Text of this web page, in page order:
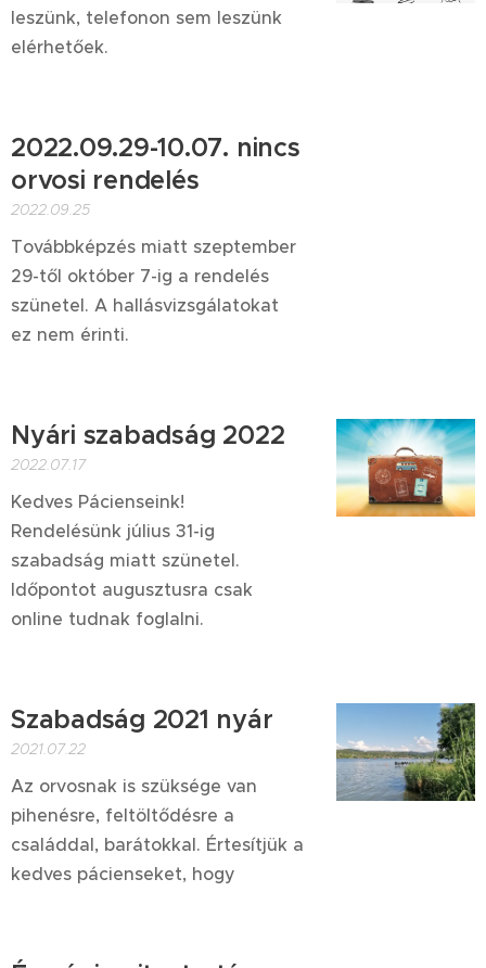
leszünk, telefonon sem leszünk
elérhetőek.
2022.09.29-10.07. nincs
orvosi rendelés
2022.09.25
Továbbképzés miatt szeptember
29-től október 7-ig a rendelés
szünetel. A hallásvizsgálatokat
ez nem érinti.
Nyári szabadság 2022
2022.07.17
Kedves Pácienseink!
Rendelésünk július 31-ig
szabadság miatt szünetel.
Időpontot augusztusra csak
online tudnak foglalni.
Szabadság 2021 nyár
2021.07.22
Az orvosnak is szüksége van
pihenésre, feltöltődésre a
családdal, barátokkal. Értesítjük a
kedves pácienseket, hogy